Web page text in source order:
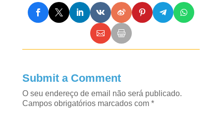
Submit a Comment
O seu endereço de email não será publicado.
Campos obrigatórios marcados com *